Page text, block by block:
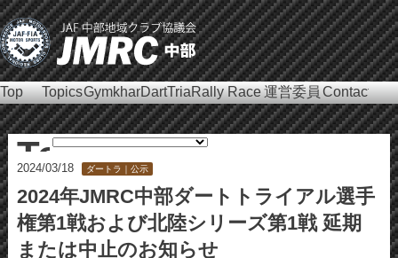
Top TopicsGymkhanaDartTrialRally Race運営委員
会
Contact
Topics
2024/03/18 ダートラ｜公示
2024年JMRC中部ダートトライアル選手
権第1戦および北陸シリーズ第1戦 延期
または中止のお知らせ